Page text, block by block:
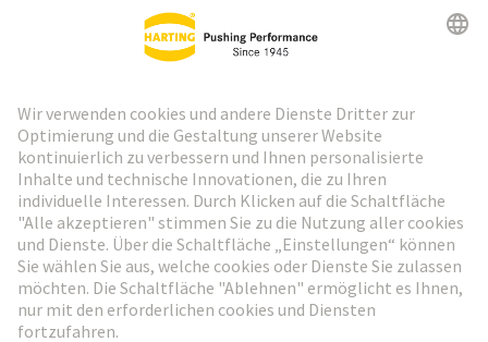
Weiter zur Anmeldung
Social Media